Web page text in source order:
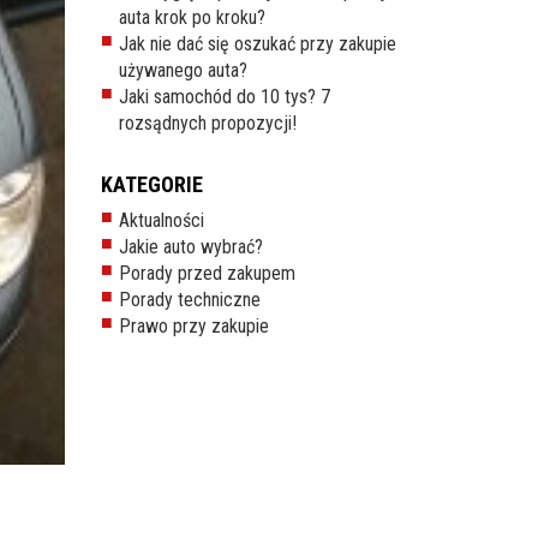
auta krok po kroku?
Jak nie dać się oszukać przy zakupie
używanego auta?
Jaki samochód do 10 tys? 7
rozsądnych propozycji!
KATEGORIE
Aktualności
Jakie auto wybrać?
Porady przed zakupem
Porady techniczne
Prawo przy zakupie